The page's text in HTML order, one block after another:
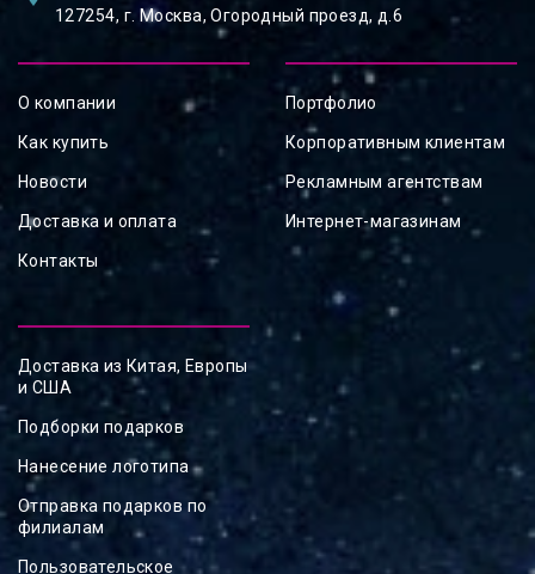
127254, ⁠г. Москва, Огородный проезд, д.6
О компании
Как купить
Новости
Доставка и оплата
Контакты
Портфолио
Корпоративным клиентам
Рекламным агентствам
Интернет-магазинам
Доставка из Китая, Европы
и США
Подборки подарков
Нанесение логотипа
Отправка подарков по
филиалам
Пользовательское